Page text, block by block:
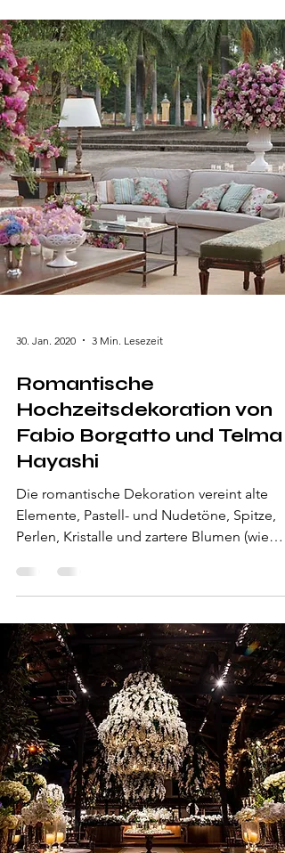
eine große Familie und ihre Gäste, vereint
das Anwesen Eleganz, Komfort und
Funktionalität auf perfekte Weise. Gestaltet
vom renommierten Interior-Designer Henry
Boyle in Zusammenarbeit mit Vicente–Burin
Architects, verkörpert diese spektakuläre
Residenz
Romantische
Hochzeitsdekoration von
Fabio Borgatto und Telma
Hayashi
Die romantische Dekoration vereint alte
Elemente, Pastell- und Nudetöne, Spitze,
Perlen, Kristalle und zartere Blumen (wie
Rosen). Die Arran